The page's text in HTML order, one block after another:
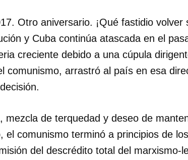
Otro aniversario. ¡Qué fastidio volver
y Cuba continúa atascada en el
creciente debido a una cúpula
comunismo, arrastró al país en esa
mezcla de terquedad y deseo de
el comunismo terminó a principios de
del descrédito total del marxismo-